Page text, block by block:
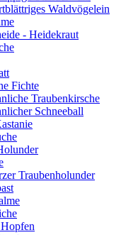
Waldvögelein
- Heidekraut
Fichte
Traubenkirsche
Schneeball
Traubenholunder